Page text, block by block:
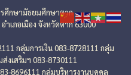
ศึกษามัธยมศึกษาตาก
ำเภอเมือง จังหวัดตาก 63000
กลุ่มการเงิน 083-8728111 กลุ่ม
งเสริมฯ 083-8730111
8696111 กลุ่มบริหารงานบุคคล